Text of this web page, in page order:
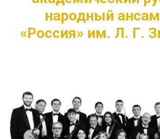
народный
«Россия» им. Л. Г.